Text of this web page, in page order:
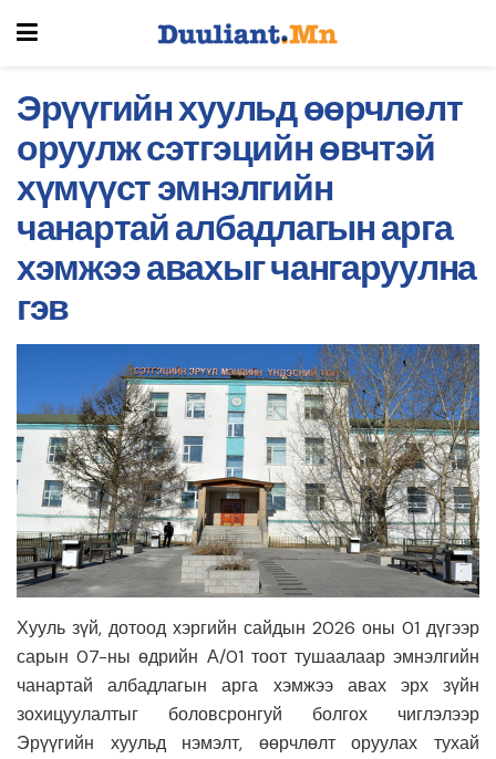
Эрүүгийн хуульд өөрчлөлт
оруулж сэтгэцийн өвчтэй
хүмүүст эмнэлгийн
чанартай албадлагын арга
хэмжээ авахыг чангаруулна
гэв
Хууль зүй, дотоод хэргийн сайдын 2026 оны 01 дүгээр
сарын 07-ны өдрийн А/01 тоот тушаалаар эмнэлгийн
чанартай албадлагын арга хэмжээ авах эрх зүйн
зохицуулалтыг боловсронгуй болгох чиглэлээр
Эрүүгийн хуульд нэмэлт, өөрчлөлт оруулах тухай